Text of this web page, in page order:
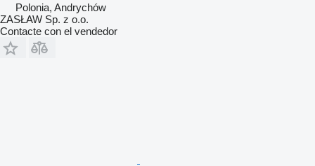
Polonia, Andrychów
ZASŁAW Sp. z o.o.
Contacte con el vendedor